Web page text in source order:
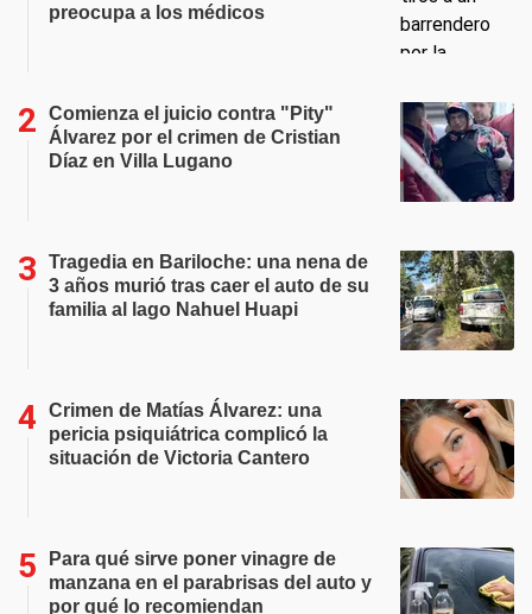
preocupa a los médicos
Comienza el juicio contra "Pity"
Álvarez por el crimen de Cristian
Díaz en Villa Lugano
Tragedia en Bariloche: una nena de
3 años murió tras caer el auto de su
familia al lago Nahuel Huapi
Crimen de Matías Álvarez: una
pericia psiquiátrica complicó la
situación de Victoria Cantero
Para qué sirve poner vinagre de
manzana en el parabrisas del auto y
por qué lo recomiendan